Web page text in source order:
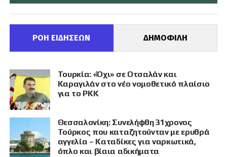
ΡΟΗ ΕΙΔΗΣΕΩΝ ΔΗΜΟΦΙΛΗ
Τουρκία: «Όχι» σε Οτσαλάν και
Καραγιλάν στο νέο νομοθετικό πλαίσιο
για το PKK
Θεσσαλονίκη: Συνελήφθη 31χρονος
Τούρκος που καταζητούνταν με ερυθρά
αγγελία – Καταδίκες για ναρκωτικά,
όπλο και βίαια αδικήματα